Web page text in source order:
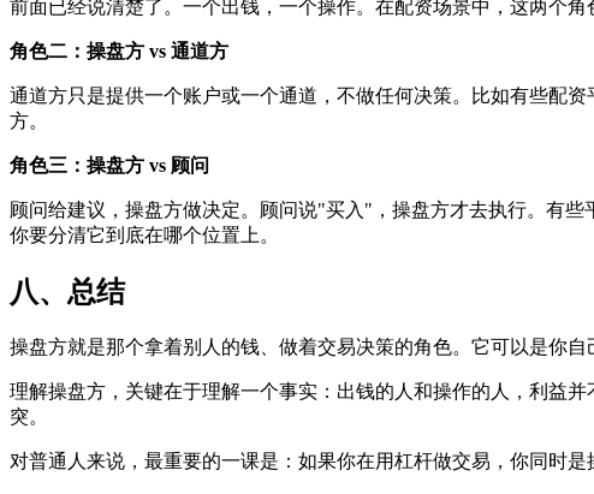
前面已经说清楚了。一个出钱，一个操作。在配资场景中，这两个
角色二：操盘方 vs 通道方
通道方只是提供一个账户或一个通道，不做任何决策。比如有些配
方。
角色三：操盘方 vs 顾问
顾问给建议，操盘方做决定。顾问说"买入"，操盘方才去执行。有
你要分清它到底在哪个位置上。
八、总结
操盘方就是那个拿着别人的钱、做着交易决策的角色。它可以是你自
理解操盘方，关键在于理解一个事实：出钱的人和操作的人，利益
突。
对普通人来说，最重要的一课是：如果你在用杠杆做交易，你同时